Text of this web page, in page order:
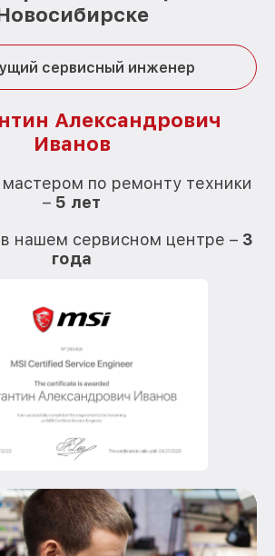
сервисный инженер
Александрович
Иванов
по ремонту техники
– 5 лет
нашем сервисном центре – 3
года